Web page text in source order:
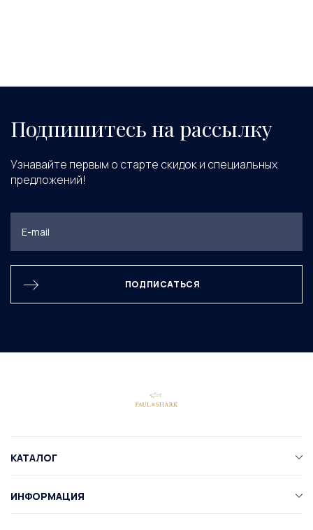
Подпишитесь на рассылку
Узнавайте первым о старте скидок и специальных
предложений!
ПОДПИСАТЬСЯ
КАТАЛОГ
ИНФОРМАЦИЯ